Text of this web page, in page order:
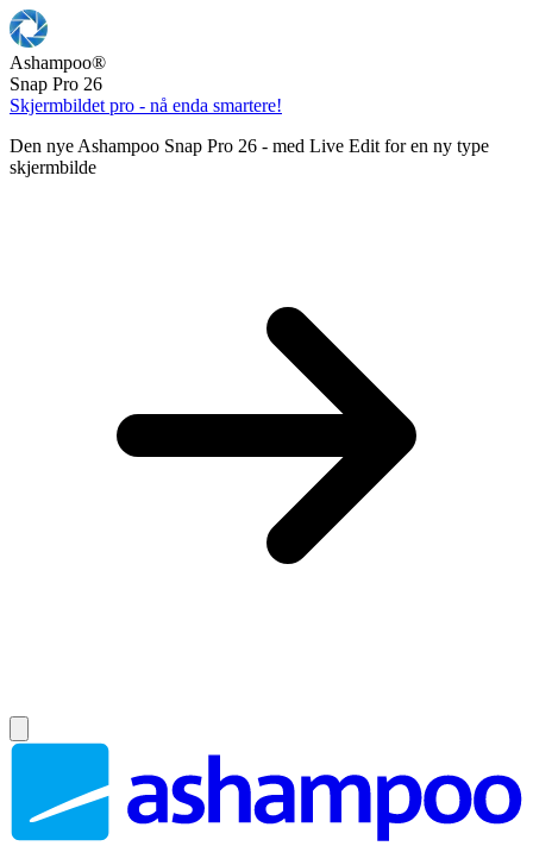
Ashampoo®
Snap Pro 26
Skjermbildet pro - nå enda smartere!
Den nye Ashampoo Snap Pro 26 - med Live Edit for en ny type
skjermbilde